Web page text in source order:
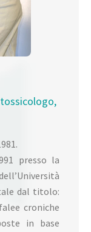
presso la
dal titolo:
croniche
in base